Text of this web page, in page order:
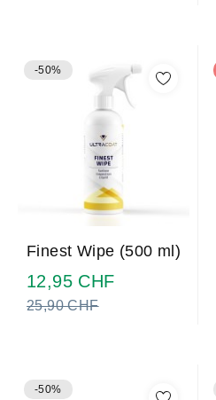
-50%
Finest Wipe (500 ml)
12,95 CHFPrezzo
25,90 CHF
-50%